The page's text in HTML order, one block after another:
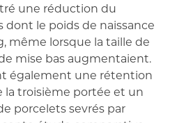
une réduction du
le poids de naissance
même lorsque la taille de
mise bas augmentaient.
également une rétention
la troisième portée et un
porcelets sevrés par